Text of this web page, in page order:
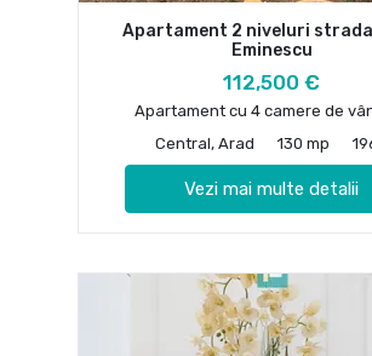
Apartament 2 niveluri
Eminescu
112,500 €
Apartament cu 4 camere de
Central, Arad
130 mp
Vezi mai multe detalii